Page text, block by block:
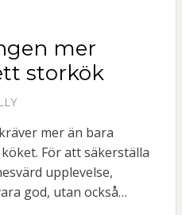
mer
storkök
mer än bara
För att säkerställa
upplevelse,
god, utan också…